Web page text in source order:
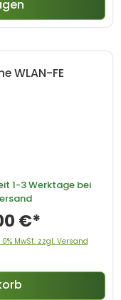
1-3 Werktage bei
€*
MwSt. zzgl. Versand